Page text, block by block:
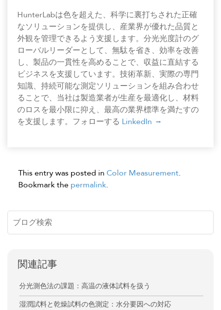
HunterLabは色を超えた、科学に裏打ちされた正確
なソリューションを提供し、産業界が優れた品質と
外観を管理できるよう支援します。分光光度計のグ
ローバルリーダーとして、無駄を省き、効率を改善
し、製品の一貫性を高めることで、収益に直結する
ビジネスを支援しています。技術革新、実際の専門
知識、持続可能な測定ソリューションを組み合わせ
ることで、当社は製造業者が生産を最適化し、材料
のロスを最小限に抑え、最高の業界標準を満たすの
を支援します。フォローする LinkedIn
This entry was posted in Color Measurement.
Bookmark the permalink.
関連記事
分光測色法の課題：高温の液体試料を扱う
湿潤試料と乾燥試料の色測定：水分要因への対応